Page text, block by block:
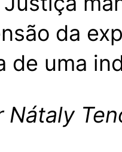
da
de uma
Nátaly